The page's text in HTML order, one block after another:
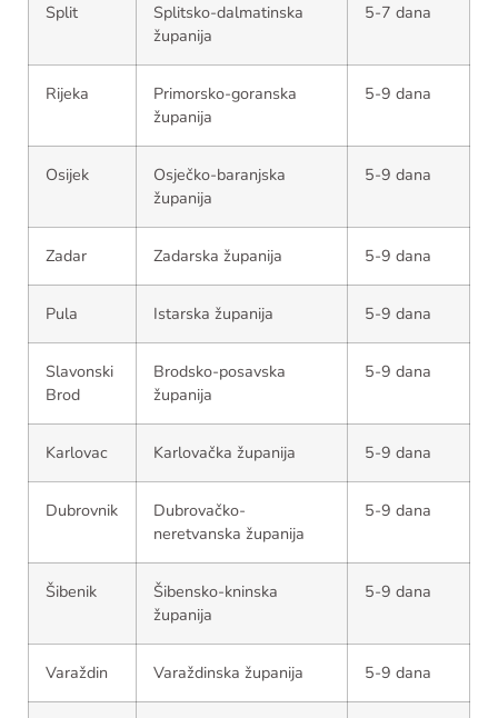
Split
Splitsko-dalmatinska
županija
5-7 dana
Rijeka
Primorsko-goranska
županija
5-9 dana
Osijek
Osječko-baranjska
županija
5-9 dana
Zadar Zadarska županija 5-9 dana
Pula Istarska županija 5-9 dana
Slavonski
Brod
Brodsko-posavska
županija
5-9 dana
Karlovac Karlovačka županija 5-9 dana
Dubrovnik
Dubrovačko-
neretvanska županija
5-9 dana
Šibenik
Šibensko-kninska
županija
5-9 dana
Varaždin Varaždinska županija 5-9 dana